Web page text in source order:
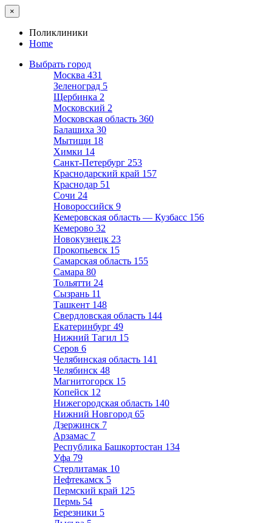
×
Поликлиники
Home
Выбрать город
Москва 431
Зеленоград 5
Щербинка 2
Московский 2
Московская область 360
Балашиха 30
Мытищи 18
Химки 14
Санкт-Петербург 253
Краснодарский край 157
Краснодар 51
Сочи 24
Новороссийск 9
Кемеровская область — Кузбасс 156
Кемерово 32
Новокузнецк 23
Прокопьевск 15
Самарская область 155
Самара 80
Тольятти 24
Сызрань 11
Ташкент 148
Свердловская область 144
Екатеринбург 49
Нижний Тагил 15
Серов 6
Челябинская область 141
Челябинск 48
Магнитогорск 15
Копейск 12
Нижегородская область 140
Нижний Новгород 65
Дзержинск 7
Арзамас 7
Республика Башкортостан 134
Уфа 79
Стерлитамак 10
Нефтекамск 5
Пермский край 125
Пермь 54
Березники 5